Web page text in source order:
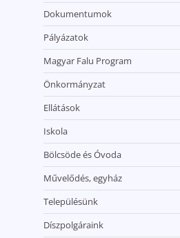
Dokumentumok
Pályázatok
Magyar Falu Program
Önkormányzat
Ellátások
Iskola
Bölcsöde és Óvoda
Művelődés, egyház
Településünk
Díszpolgáraink